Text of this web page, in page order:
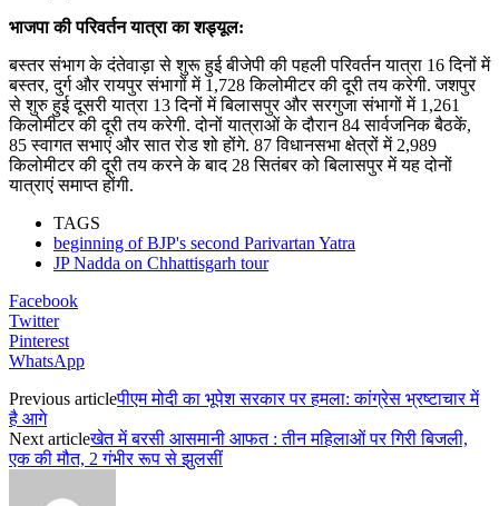
भाजपा की परिवर्तन यात्रा का शड्यूल:
बस्तर संभाग के दंतेवाड़ा से शुरू हुई बीजेपी की पहली परिवर्तन यात्रा 16 दिनों में
बस्तर, दुर्ग और रायपुर संभागों में 1,728 किलोमीटर की दूरी तय करेगी. जशपुर
से शुरु हुई दूसरी यात्रा 13 दिनों में बिलासपुर और सरगुजा संभागों में 1,261
किलोमीटर की दूरी तय करेगी. दोनों यात्राओं के दौरान 84 सार्वजनिक बैठकें,
85 स्वागत सभाएं और सात रोड शो होंगे. 87 विधानसभा क्षेत्रों में 2,989
किलोमीटर की दूरी तय करने के बाद 28 सितंबर को बिलासपुर में यह दोनों
यात्राएं समाप्त होंगी.
TAGS
beginning of BJP's second Parivartan Yatra
JP Nadda on Chhattisgarh tour
Facebook
Twitter
Pinterest
WhatsApp
Previous articleपीएम मोदी का भूपेश सरकार पर हमला: कांग्रेस भ्रष्टाचार में
है आगे
Next articleखेत में बरसी आसमानी आफत : तीन महिलाओं पर गिरी बिजली,
एक की मौत, 2 गंभीर रूप से झुलसीं